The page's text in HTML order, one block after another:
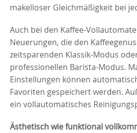
makelloser Gleichmäßigkeit bei
Auch bei den Kaffee-
Neuerungen, die den
zeitsparenden Klassik-Modus
professionellen Barista-Modus.
Einstellungen können
Favoriten gespeichert werden.
ein vollautomatisches
Ästhetisch wie funktional